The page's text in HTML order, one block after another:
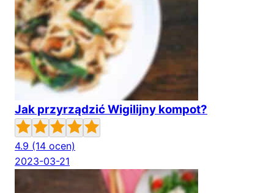
Jak przyrządzić Wigilijny kompot?
4.9 (14 ocen)
2023-03-21